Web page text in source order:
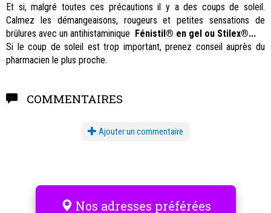
Et si, malgré toutes ces précautions il y a des coups de soleil.
Calmez les démangeaisons, rougeurs et petites sensations de
brûlures avec un antihistaminique Fénistil® en gel ou Stilex®...
Si le coup de soleil est trop important, prenez conseil auprès du
pharmacien le plus proche.
COMMENTAIRES
Ajouter un commentaire
Nos adresses préférées